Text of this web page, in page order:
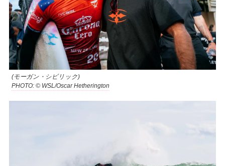
(モーガン・シビリック)
PHOTO: © WSL/Oscar Hetherington